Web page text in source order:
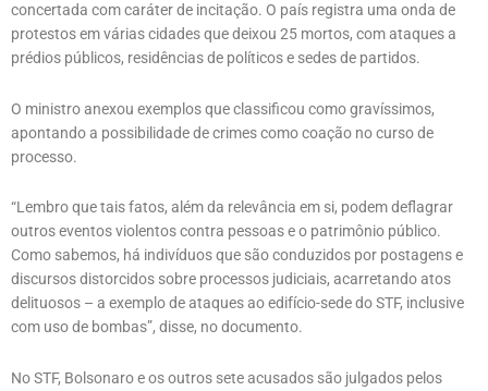
concertada com caráter de incitação. O país registra uma onda de
protestos em várias cidades que deixou 25 mortos, com ataques a
prédios públicos, residências de políticos e sedes de partidos.
O ministro anexou exemplos que classificou como gravíssimos,
apontando a possibilidade de crimes como coação no curso de
processo.
“Lembro que tais fatos, além da relevância em si, podem deflagrar
outros eventos violentos contra pessoas e o patrimônio público.
Como sabemos, há indivíduos que são conduzidos por postagens e
discursos distorcidos sobre processos judiciais, acarretando atos
delituosos – a exemplo de ataques ao edifício-sede do STF, inclusive
com uso de bombas”, disse, no documento.
No STF, Bolsonaro e os outros sete acusados são julgados pelos